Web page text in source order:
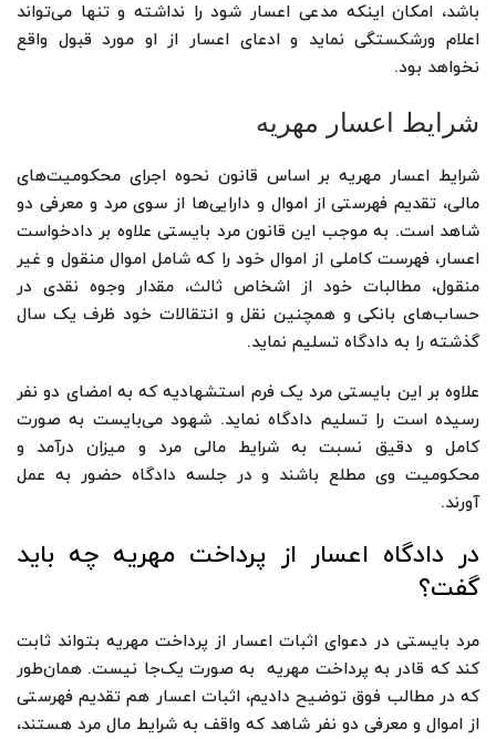
باشد، امکان اینکه مدعی اعسار شود را نداشته و تنها می‌تواند
اعلام ورشکستگی نماید و ادعای اعسار از او مورد قبول واقع
نخواهد بود.
شرایط اعسار مهریه
شرایط اعسار مهریه بر اساس قانون نحوه اجرای محکومیت‌های
مالی، تقدیم فهرستی از اموال و دارایی‌ها از سوی مرد و معرفی دو
شاهد است. به موجب این قانون مرد بایستی علاوه بر دادخواست
اعسار، فهرست کاملی از اموال خود را که شامل اموال منقول و غیر
منقول، مطالبات خود از اشخاص ثالث، مقدار وجوه نقدی در
حساب‌های بانکی و همچنین نقل و انتقالات خود ظرف یک سال
گذشته را به دادگاه تسلیم نماید.
علاوه بر این بایستی مرد یک فرم استشهادیه که به امضای دو نفر
رسیده است را تسلیم دادگاه نماید. شهود می‌بایست به صورت
کامل و دقیق نسبت به شرایط مالی مرد و میزان درآمد و
محکومیت وی مطلع باشند و در جلسه دادگاه حضور به عمل
آورند.
در دادگاه اعسار از پرداخت مهریه چه باید
گفت؟
مرد بایستی در دعوای اثبات اعسار از پرداخت مهریه بتواند ثابت
کند که قادر به پرداخت مهریه به صورت یک‌جا نیست. همان‌طور
که در مطالب فوق توضیح دادیم، اثبات اعسار هم تقدیم فهرستی
از اموال و معرفی دو نفر شاهد که واقف به شرایط مال مرد هستند،